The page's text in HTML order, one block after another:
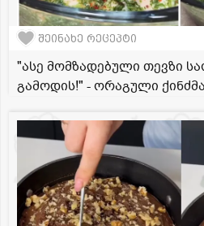
შეინახე რეცეპტი
"ასე მომზადებული თევზი
გამოდის!" - ორაგული